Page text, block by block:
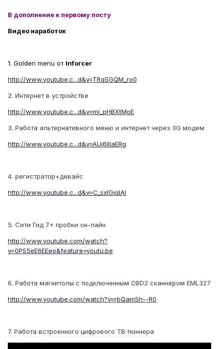
В дополнение к первому посту
Видео наработок
1. Golden menu от Inforcer
http://www.youtube.c...d&v=TRqSGQM_ro0
2. Интернет в устройстве
http://www.youtube.c...d&v=mj_pHBXtMoE
3. Работа альтернативного меню и интернет через 3G модем
http://www.youtube.c...d&v=AUi6lIlaERg
4. регистратор+девайс
http://www.youtube.c...d&v=C_sxlGiqIAI
5. Сити Гид 7+ пробки он-лайн
http://www.youtube.com/watch?
v=0PS5eE6EEeo&feature=youtu.be
6. Работа магнитолы с подключенным OBD2 сканнером EML327
http://www.youtube.com/watch?v=rbQamSh--R0
7. Работа встроенного цифрового ТВ тюннера